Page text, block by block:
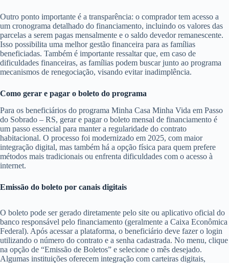
Outro ponto importante é a transparência: o comprador tem acesso a
um cronograma detalhado do financiamento, incluindo os valores das
parcelas a serem pagas mensalmente e o saldo devedor remanescente.
Isso possibilita uma melhor gestão financeira para as famílias
beneficiadas. Também é importante ressaltar que, em caso de
dificuldades financeiras, as famílias podem buscar junto ao programa
mecanismos de renegociação, visando evitar inadimplência.
Como gerar e pagar o boleto do programa
Para os beneficiários do programa Minha Casa Minha Vida em Passo
do Sobrado – RS, gerar e pagar o boleto mensal de financiamento é
um passo essencial para manter a regularidade do contrato
habitacional. O processo foi modernizado em 2025, com maior
integração digital, mas também há a opção física para quem prefere
métodos mais tradicionais ou enfrenta dificuldades com o acesso à
internet.
Emissão do boleto por canais digitais
O boleto pode ser gerado diretamente pelo site ou aplicativo oficial do
banco responsável pelo financiamento (geralmente a Caixa Econômica
Federal). Após acessar a plataforma, o beneficiário deve fazer o login
utilizando o número do contrato e a senha cadastrada. No menu, clique
na opção de “Emissão de Boletos” e selecione o mês desejado.
Algumas instituições oferecem integração com carteiras digitais,